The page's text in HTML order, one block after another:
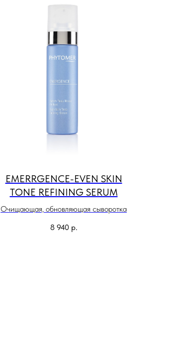
EMERRGENCE-EVEN SKIN
TONE REFINING SERUM
Очищающая, обновляющая сыворотка
8 940 р.